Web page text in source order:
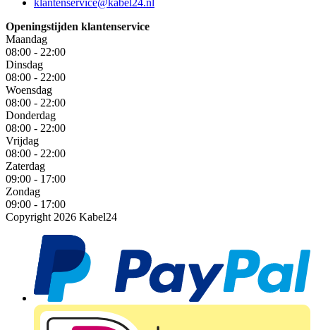
klantenservice@kabel24.nl
Openingstijden klantenservice
Maandag
08:00 - 22:00
Dinsdag
08:00 - 22:00
Woensdag
08:00 - 22:00
Donderdag
08:00 - 22:00
Vrijdag
08:00 - 22:00
Zaterdag
09:00 - 17:00
Zondag
09:00 - 17:00
Copyright 2026 Kabel24